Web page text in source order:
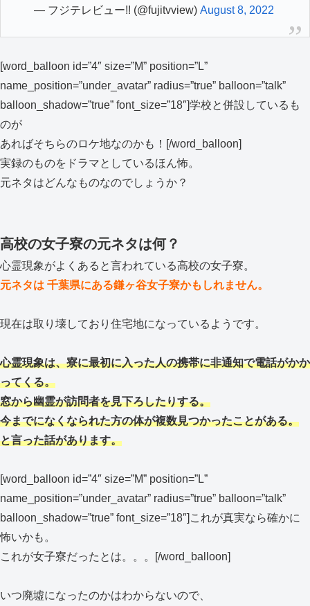
— フジテレビュー!! (@fujitvview) August 8, 2022
[word_balloon id=”4″ size=”M” position=”L”
name_position=”under_avatar” radius=”true” balloon=”talk”
balloon_shadow=”true” font_size=”18″]学校と併設しているも
のが
あればそちらのロケ地なのかも！[/word_balloon]
実録のものをドラマとしているほん怖。
元ネタはどんなものなのでしょうか？
高校の女子寮の元ネタは何？
心霊現象がよくあると言われている高校の女子寮。
元ネタは 千葉県にある鎌ヶ谷女子寮かもしれません。
現在は取り壊しており住宅地になっているようです。
心霊現象は、寮に最初に入った人の携帯に非通知で電話がかか
ってくる。
窓から幽霊が訪問者を見下ろしたりする。
今までになくなられた方の体が複数見つかったことがある。
と言った話があります。
[word_balloon id=”4″ size=”M” position=”L”
name_position=”under_avatar” radius=”true” balloon=”talk”
balloon_shadow=”true” font_size=”18″]これが真実なら確かに
怖いかも。
これが女子寮だったとは。。。[/word_balloon]
いつ廃墟になったのかはわからないので、